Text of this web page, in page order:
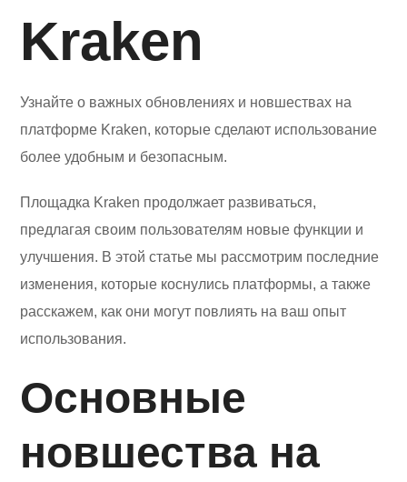
Kraken
Узнайте о важных обновлениях и новшествах на
платформе Kraken, которые сделают использование
более удобным и безопасным.
Площадка Kraken продолжает развиваться,
предлагая своим пользователям новые функции и
улучшения. В этой статье мы рассмотрим последние
изменения, которые коснулись платформы, а также
расскажем, как они могут повлиять на ваш опыт
использования.
Основные
новшества на